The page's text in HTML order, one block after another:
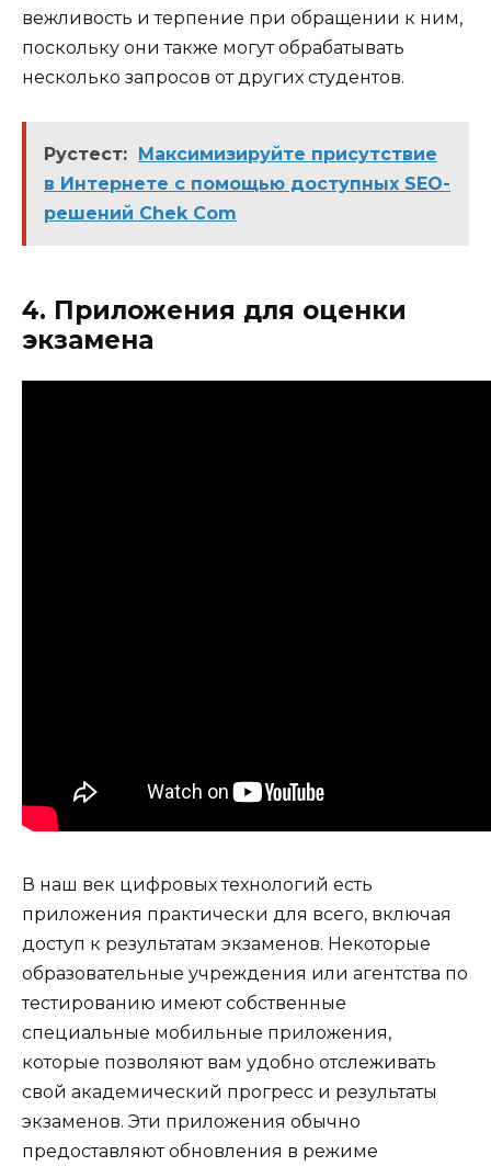
вежливость и терпение при обращении к ним,
поскольку они также могут обрабатывать
несколько запросов от других студентов.
Рустест: Максимизируйте присутствие
в Интернете с помощью доступных SEO-
решений Chek Com
4. Приложения для оценки
экзамена
В наш век цифровых технологий есть
приложения практически для всего, включая
доступ к результатам экзаменов. Некоторые
образовательные учреждения или агентства по
тестированию имеют собственные
специальные мобильные приложения,
которые позволяют вам удобно отслеживать
свой академический прогресс и результаты
экзаменов. Эти приложения обычно
предоставляют обновления в режиме